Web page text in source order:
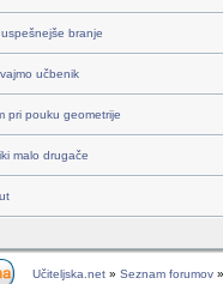
branje
učbenik
pri pouku geometrije
malo drugače
Učiteljska.net » Seznam forumov